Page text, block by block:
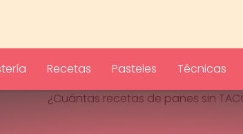
Recetas Pasteles Técnicas